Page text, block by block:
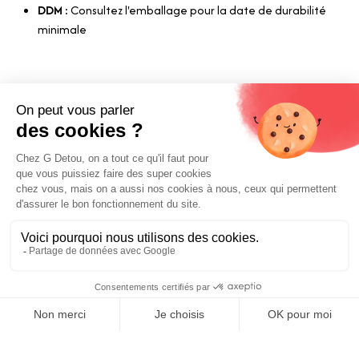
Prix :
Home Wishlist
DDM :Consultez l'emballage pour la date de durabilité
minimale
Liens utiles
Livraison et paiements
Nos engagements
Conditions générales de vente
Boutique Lyon